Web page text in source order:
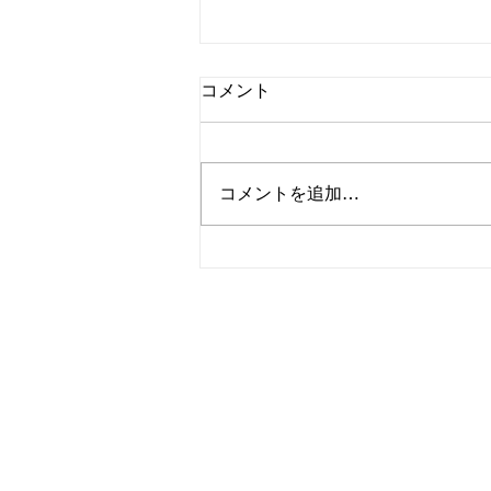
ティラミス ママン
コメント
コメントを追加…